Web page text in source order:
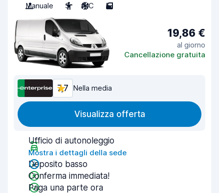
Manuale
3 A/C 5
19,86 €
al giorno
Cancellazione gratuita
7,7 Nella media
Visualizza offerta
Ufficio di autonoleggio
Mostra i dettagli della sede
Deposito basso
Conferma immediata!
Paga una parte ora